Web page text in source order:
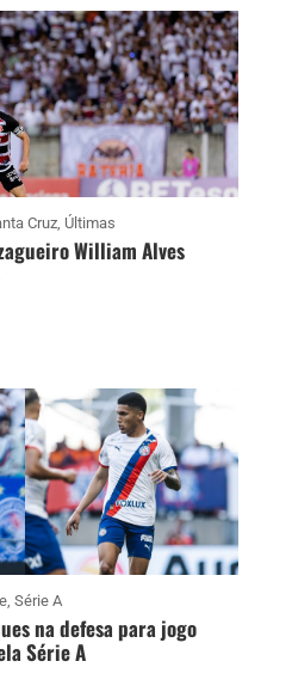
Cruz, Últimas
William Alves
, Série A
na defesa para jogo
Série A